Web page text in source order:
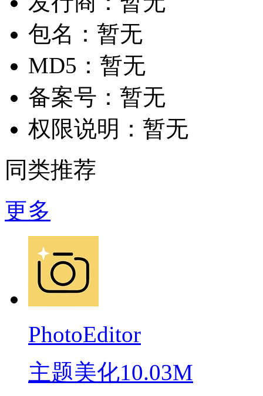
包名： 暂无
MD5： 暂无
备案号： 暂无
权限说明： 暂无
同类推荐
更多
PhotoEditor
主题美化10.03M